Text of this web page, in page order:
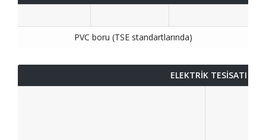
PVC boru (TSE standartlarında)
ELEKTRİK TESİSATI VE